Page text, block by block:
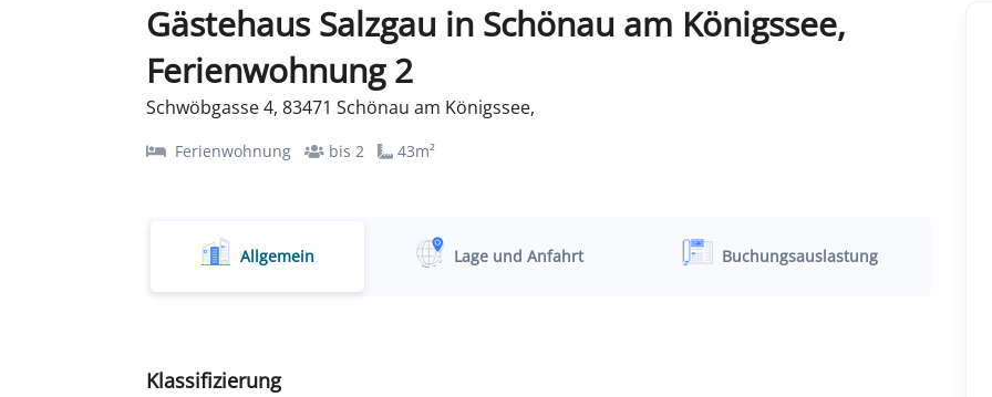
Gästehaus Salzgau in Schönau am Königssee,
Ferienwohnung 2
Schwöbgasse 4, 83471 Schönau am Königssee,
Ferienwohnung bis 2 43m²
Allgemein Lage und Anfahrt Buchungsauslastung
Klassifizierung